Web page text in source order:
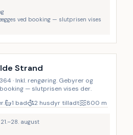
ved booking — slutprisen vises
Strand
· Inkl. rengøring. Gebyrer og
— slutprisen vises der.
1 bad 2 husdyr tilladt 800 m
august